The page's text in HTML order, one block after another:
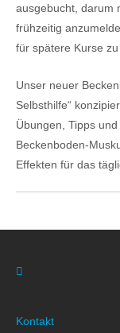
ausgebucht, darum
frühzeitig
für spätere Kurse zu
Unser neuer
Selbsthilfe“
Übungen, Tipps
Beckenboden-
Effekten für das
Kontakt